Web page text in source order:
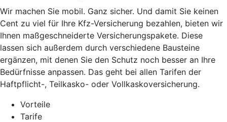
Wir machen Sie mobil. Ganz sicher. Und damit Sie keinen
Cent zu viel für Ihre Kfz-Versicherung bezahlen, bieten wir
Ihnen maßgeschneiderte Versicherungspakete. Diese
lassen sich außerdem durch verschiedene Bausteine
ergänzen, mit denen Sie den Schutz noch besser an Ihre
Bedürfnisse anpassen. Das geht bei allen Tarifen der
Haftpflicht-, Teilkasko- oder Vollkaskoversicherung.
Vorteile
Tarife